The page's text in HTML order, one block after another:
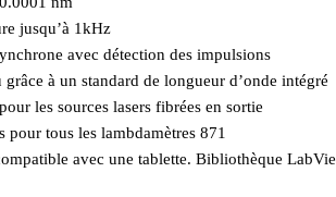
jusqu’à 1kHz
avec détection des impulsions
à un standard de longueur d’onde intégré
les sources lasers fibrées en sortie
pour tous les lambdamètres 871
avec une tablette. Bibliothèque